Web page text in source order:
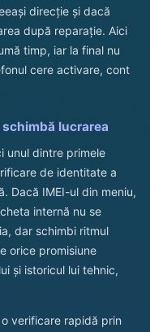
direcție și dacă
după reparație. Aici
timp, iar la final nu
cere activare, cont
lucrarea
unul dintre primele
de identitate a
Dacă IMEI-ul din meniu,
internă nu se
dar schimbi ritmul
orice promisiune
și istoricul lui tehnic,
verificare rapidă prin